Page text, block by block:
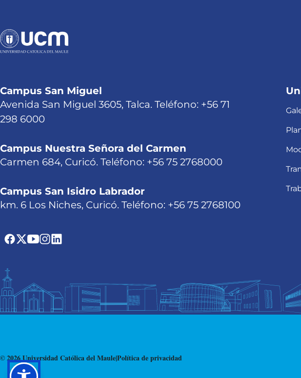
Campus San Miguel
Avenida San Miguel 3605, Talca. Teléfono: +56 71
298 6000
Campus Nuestra Señora del Carmen
Carmen 684, Curicó. Teléfono: +56 75 2768000
Campus San Isidro Labrador
km. 6 Los Niches, Curicó. Teléfono: +56 75 2768100
© 2026 Universidad Católica del Maule|Política de privacidad